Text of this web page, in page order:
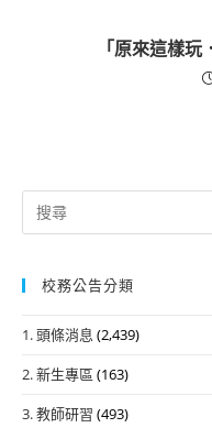
「原來這樣
Search
for:
校務公告分類
1. 頭條消息 (2,439)
2. 新生專區 (163)
3. 教師研習 (493)